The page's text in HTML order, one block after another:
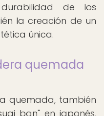
de los
la creación de un
única.
quemada
quemada, también
ban" en japonés,